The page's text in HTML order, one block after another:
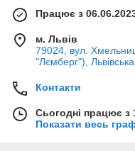
Працює з
м. Львів
79024, вул.
"Лємберг"),
Контакти
Сьогодні працює з
Показати весь